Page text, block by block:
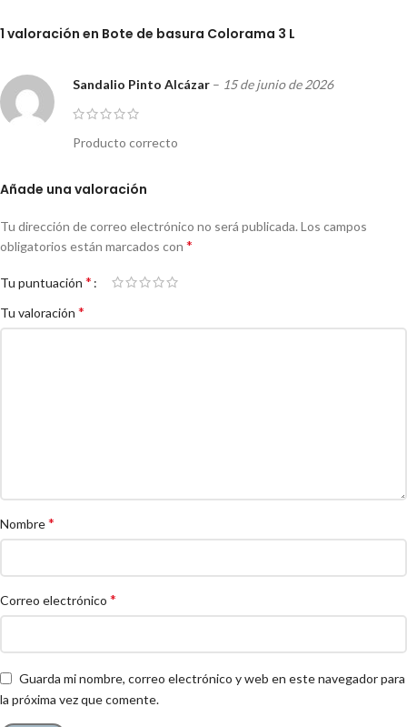
1 valoración en Bote de basura Colorama 3 L
Sandalio Pinto Alcázar – 15 de junio de 2026
Producto correcto
Añade una valoración
Tu dirección de correo electrónico no será publicada. Los campos
obligatorios están marcados con *
Tu puntuación *
Tu valoración *
Nombre*
Correo electrónico *
Guarda mi nombre, correo electrónico y web en este navegador para
la próxima vez que comente.